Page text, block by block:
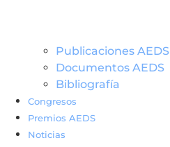
Publicaciones AEDS
Documentos AEDS
Bibliografía
Congresos
Premios AEDS
Noticias